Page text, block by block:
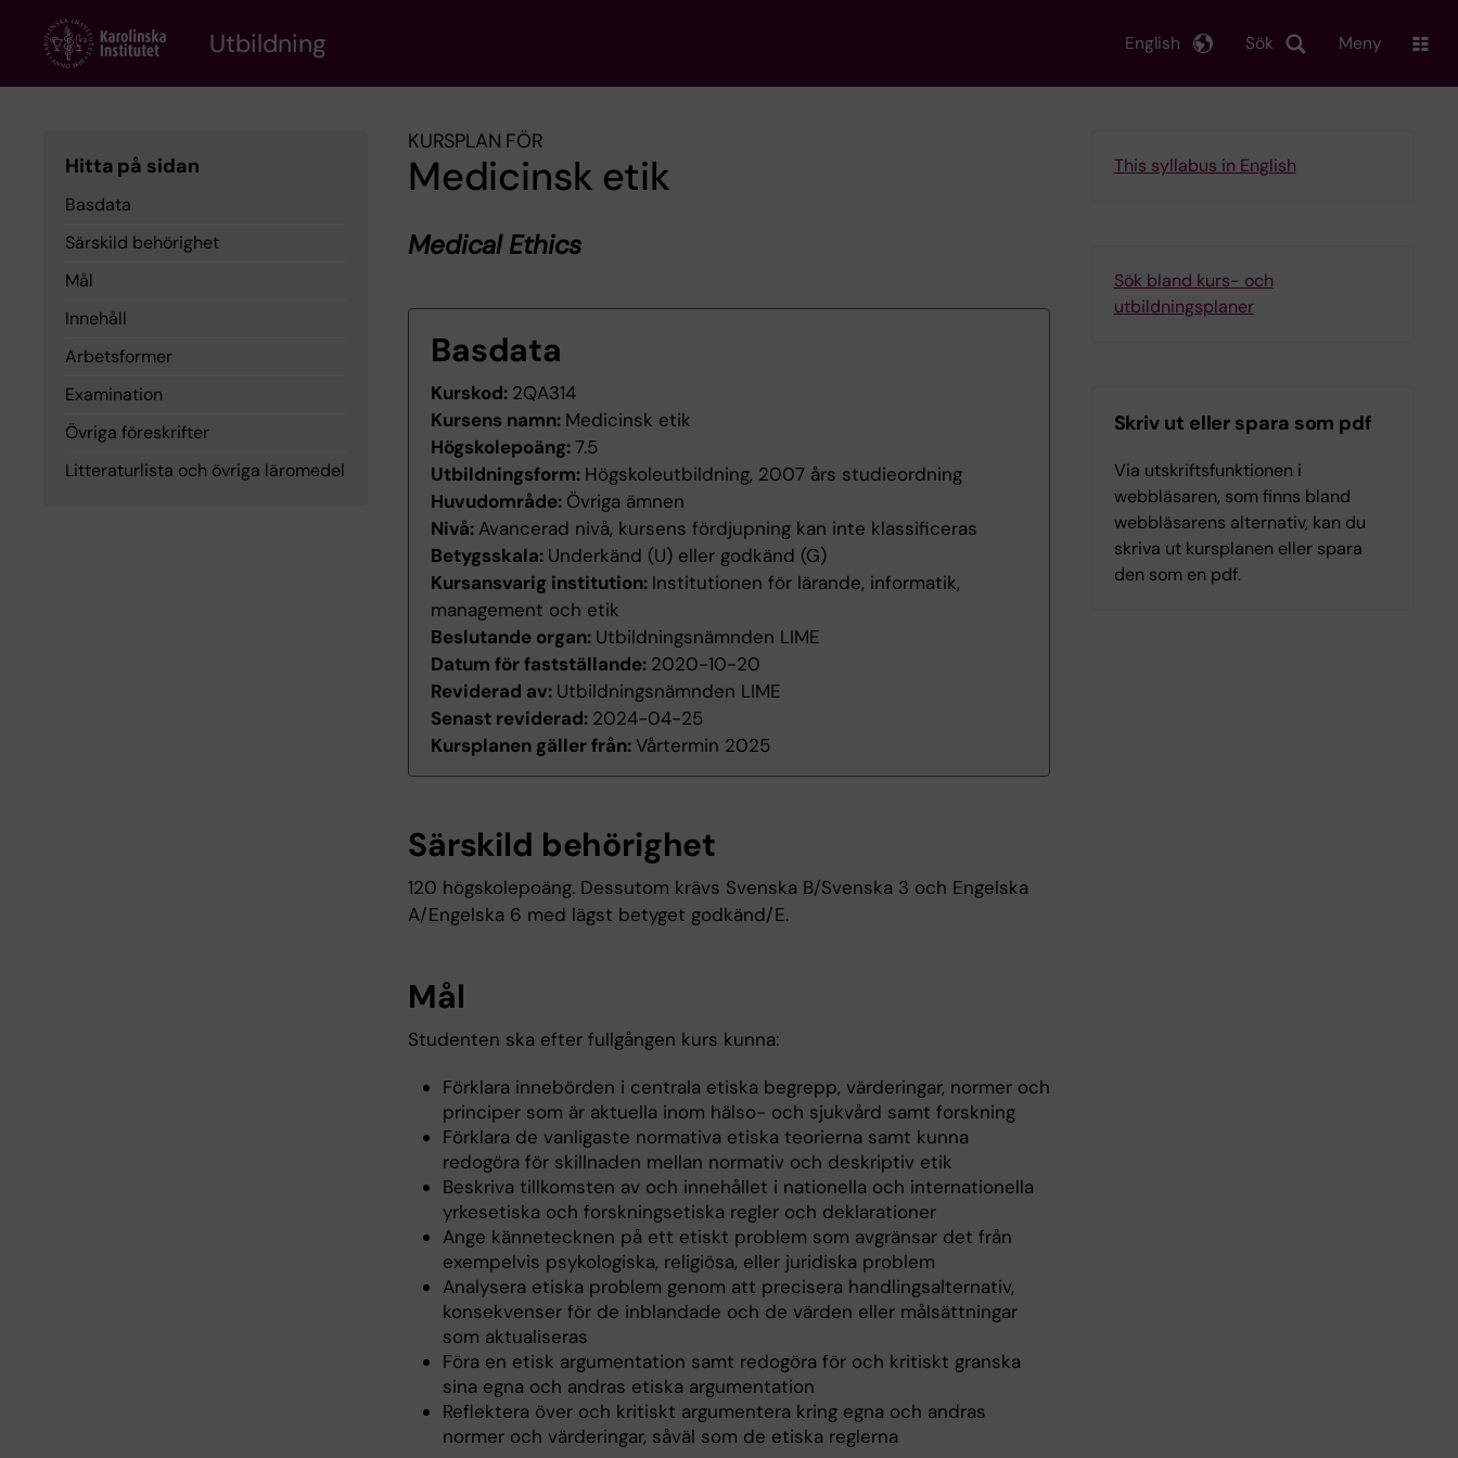
content
Utbildning Sök
English Meny
Hitta på sidan
Basdata
Särskild behörighet
Mål
Innehåll
Arbetsformer
Examination
Övriga föreskrifter
Litteraturlista och övriga läromedel
KURSPLAN FÖR
Medicinsk etik
Medical Ethics
Basdata
Kurskod: 2QA314
Kursens namn: Medicinsk etik
Högskolepoäng:7.5
Utbildningsform: Högskoleutbildning, 2007 års studieordning
Huvudområde: Övriga ämnen
Nivå: Avancerad nivå, kursens fördjupning kan inte klassificeras
Betygsskala: Underkänd (U) eller godkänd (G)
Kursansvarig institution: Institutionen för lärande, informatik,
management och etik
Beslutande organ: Utbildningsnämnden LIME
Datum för fastställande: 2020-10-20
Reviderad av: Utbildningsnämnden LIME
Senast reviderad: 2024-04-25
Kursplanen gäller från:Vårtermin 2025
Särskild behörighet
120 högskolepoäng. Dessutom krävs Svenska B/Svenska 3 och Engelska
A/Engelska 6 med lägst betyget godkänd/E.
Mål
Studenten ska efter fullgången kurs kunna:
Förklara innebörden i centrala etiska begrepp, värderingar, normer och
principer som är aktuella inom hälso- och sjukvård samt forskning
Förklara de vanligaste normativa etiska teorierna samt kunna
redogöra för skillnaden mellan normativ och deskriptiv etik
Beskriva tillkomsten av och innehållet i nationella och internationella
yrkesetiska och forskningsetiska regler och deklarationer
Ange kännetecknen på ett etiskt problem som avgränsar det från
exempelvis psykologiska, religiösa, eller juridiska problem
Analysera etiska problem genom att precisera handlingsalternativ,
konsekvenser för de inblandade och de värden eller målsättningar
som aktualiseras
Föra en etisk argumentation samt redogöra för och kritiskt granska
sina egna och andras etiska argumentation
Reflektera över och kritiskt argumentera kring egna och andras
normer och värderingar, såväl som de etiska reglerna
This syllabus in English
Sök bland kurs- och
utbildningsplaner
Skriv ut eller spara som pdf
Via utskriftsfunktionen i
webbläsaren, som finns bland
webbläsarens alternativ, kan du
skriva ut kursplanen eller spara
den som en pdf.